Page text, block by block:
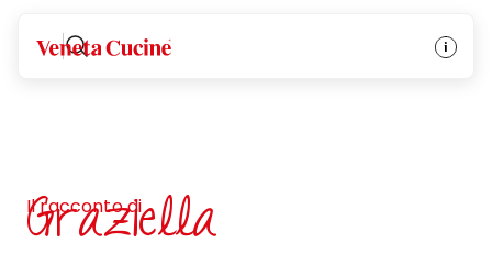
Veneta Cucine
Il racconto di
Graziella